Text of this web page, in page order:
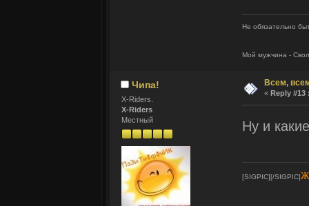
Не обязательно
Мой мужчина -
Чипа!
X-Riders.
X-Riders
Местный
Всем,
« Reply #13
Ну и
[SIGPIC][/SIGPIC]